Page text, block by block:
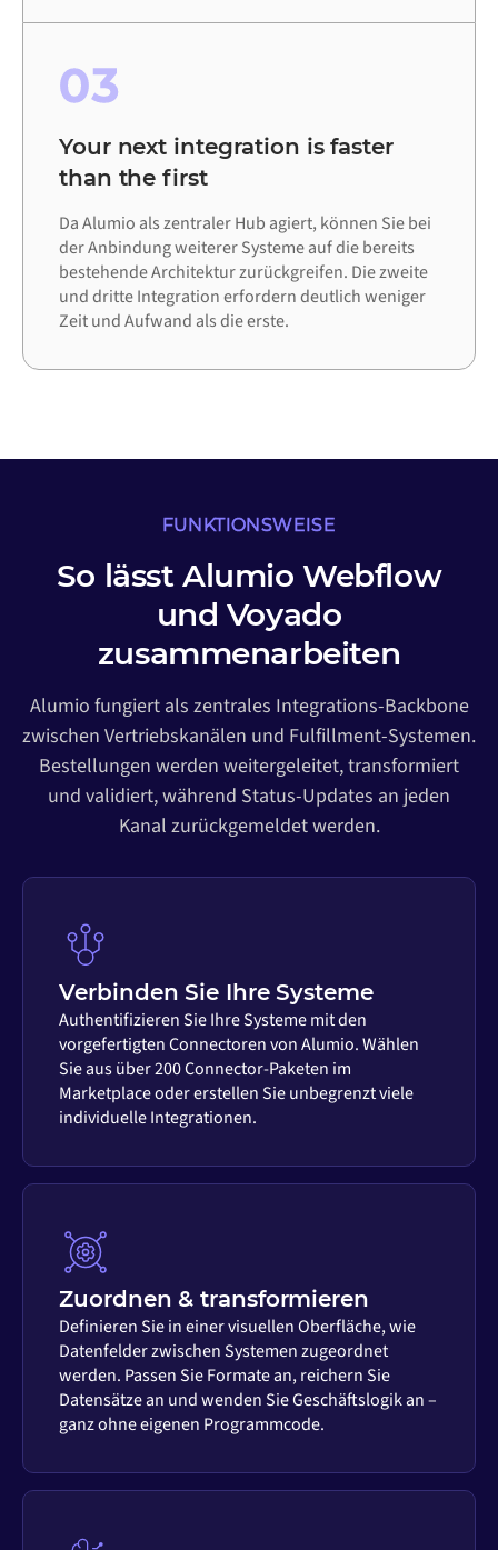
03
Your next integration is faster
than the first
Da Alumio als zentraler Hub agiert, können Sie bei
der Anbindung weiterer Systeme auf die bereits
bestehende Architektur zurückgreifen. Die zweite
und dritte Integration erfordern deutlich weniger
Zeit und Aufwand als die erste.
FUNKTIONSWEISE
So lässt Alumio Webflow
und Voyado
zusammenarbeiten
Alumio fungiert als zentrales Integrations-Backbone
zwischen Vertriebskanälen und Fulfillment-Systemen.
Bestellungen werden weitergeleitet, transformiert
und validiert, während Status-Updates an jeden
Kanal zurückgemeldet werden.
Verbinden Sie Ihre Systeme
Authentifizieren Sie Ihre Systeme mit den
vorgefertigten Connectoren von Alumio. Wählen
Sie aus über 200 Connector-Paketen im
Marketplace oder erstellen Sie unbegrenzt viele
individuelle Integrationen.
Zuordnen & transformieren
Definieren Sie in einer visuellen Oberfläche, wie
Datenfelder zwischen Systemen zugeordnet
werden. Passen Sie Formate an, reichern Sie
Datensätze an und wenden Sie Geschäftslogik an –
ganz ohne eigenen Programmcode.